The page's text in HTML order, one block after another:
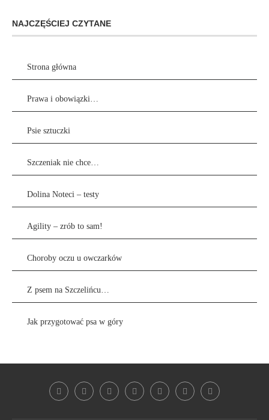
NAJCZĘŚCIEJ CZYTANE
Strona główna
Prawa i obowiązki…
Psie sztuczki
Szczeniak nie chce…
Dolina Noteci – testy
Agility – zrób to sam!
Choroby oczu u owczarków
Z psem na Szczelińcu…
Jak przygotować psa w góry